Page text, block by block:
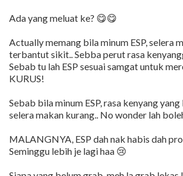
Ada yang meluat ke? 😋😋
Actually memang bila minum ESP, selera
terbantut sikit.. Sebba perut rasa
Sebab tu lah ESP sesuai samgat untuk
KURUS!
Sebab bila minum ESP, rasa kenyang yang
selera makan kurang.. No wonder lah
MALANGNYA, ESP dah nak habis dah
Seminggu lebih je lagi haa 😢